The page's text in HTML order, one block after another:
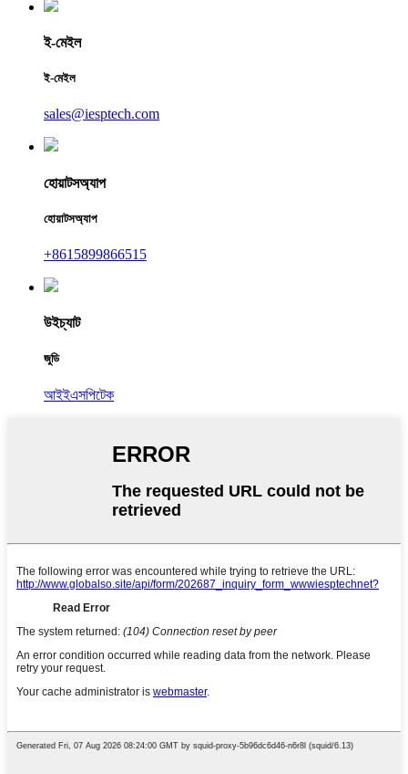
ই-মেইল
ই-মেইল
sales@iesptech.com
হোয়াটসঅ্যাপ
হোয়াটসঅ্যাপ
+8615899866515
উইচ্যাট
জুডি
আইইএসপিটেক